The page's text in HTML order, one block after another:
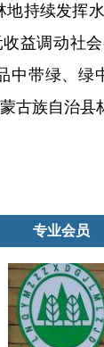
地持续发挥
益调动社
中带绿、绿
古族自治县
专业会员